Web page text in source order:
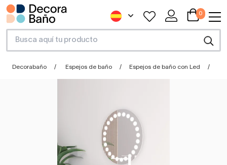
0
Decorabaño Espejos de baño Espejos de baño con Led